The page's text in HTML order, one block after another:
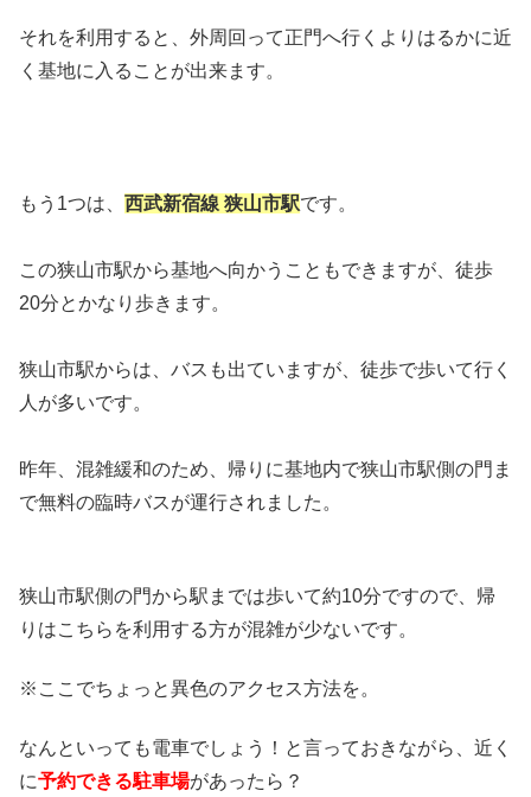
それを利用すると、外周回って正門へ行くよりはるかに近
く基地に入ることが出来ます。
もう1つは、 西武新宿線 狭山市駅です。
この狭山市駅から基地へ向かうこともできますが、徒歩
20分とかなり歩きます。
狭山市駅からは、バスも出ていますが、徒歩で歩いて行く
人が多いです。
昨年、混雑緩和のため、帰りに基地内で狭山市駅側の門ま
で無料の臨時バスが運行されました。
狭山市駅側の門から駅までは歩いて約10分ですので、帰
りはこちらを利用する方が混雑が少ないです。
※ここでちょっと異色のアクセス方法を。
なんといっても電車でしょう！と言っておきながら、近く
に予約できる駐車場があったら？